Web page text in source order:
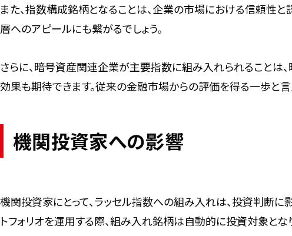
また、指数構成銘柄となることは、企業の市場における信頼性
層へのアピールにも繋がるでしょう。
さらに、暗号資産関連企業が主要指数に組み入れられることは
効果も期待できます。従来の金融市場からの評価を得る一歩と言
機関投資家への影響
機関投資家にとって、ラッセル指数への組み入れは、投資判断
トフォリオを運用する際、組み入れ銘柄は自動的に投資対象とな